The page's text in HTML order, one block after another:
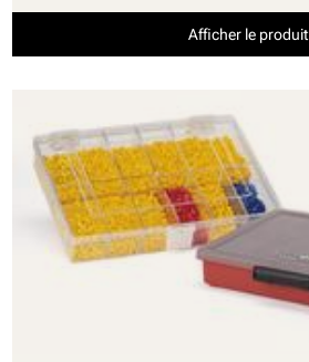
Afficher le produit